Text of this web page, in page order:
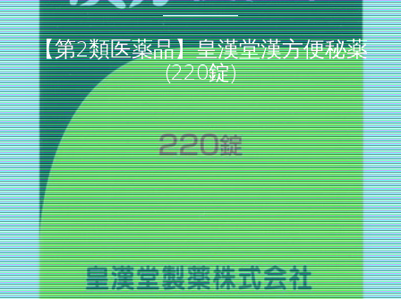
【第2類医薬品】皇漢堂漢方便秘薬
(220錠)